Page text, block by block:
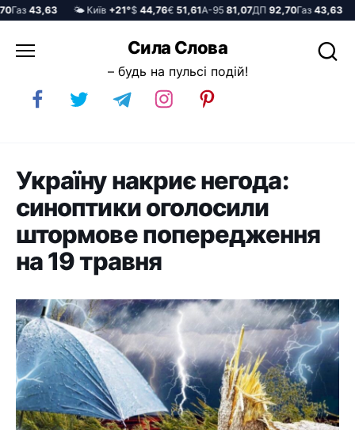
43,63 🌤️ Київ+21°$44,76€51,61А-9581,07ДП92,70Газ43,63 🌤️
до
Сила Слова
– будь на пульсі подій!
Україну накриє негода:
синоптики оголосили
штормове попередження
на 19 травня